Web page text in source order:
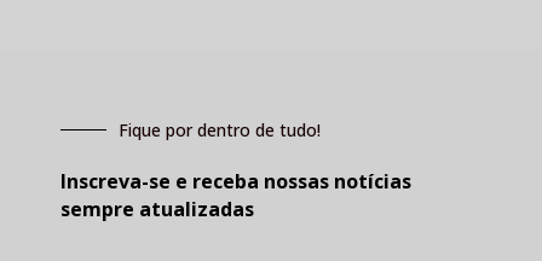
Fique por dentro de tudo!
Inscreva-se e receba nossas notícias
sempre atualizadas